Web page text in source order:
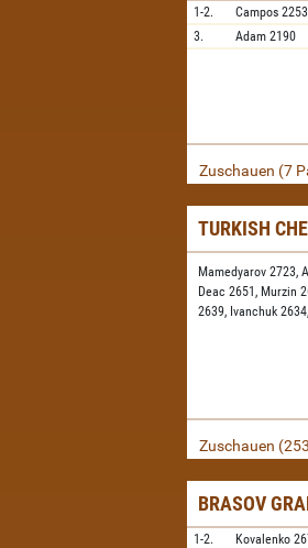
1-2. Campos
3.
Adam 2190
Zuschauen (7
TURKISH
Mamedyarov 2723,
Deac 2651, Murzin
2639, Ivanchuk 2634,
Zuschauen
BRASOV
1-2. Kovalenko